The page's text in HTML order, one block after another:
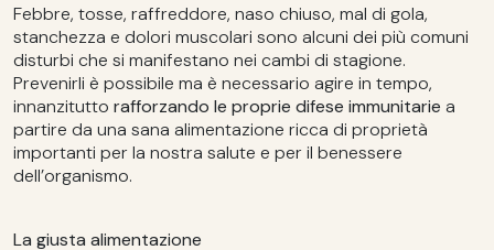
Febbre, tosse, raffreddore, naso chiuso, mal di gola,
stanchezza e dolori muscolari sono alcuni dei più comuni
disturbi che si manifestano nei cambi di stagione.
Prevenirli è possibile ma è necessario agire in tempo,
innanzitutto rafforzando le proprie difese immunitarie a
partire da una sana alimentazione ricca di proprietà
importanti per la nostra salute e per il benessere
dell’organismo.
La giusta alimentazione